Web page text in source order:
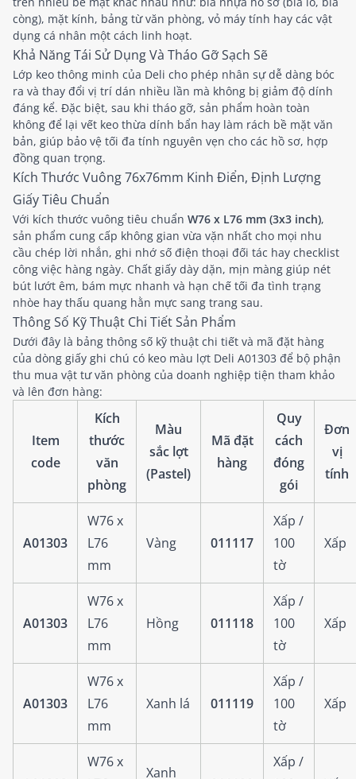
còng), mặt kính, bảng từ văn phòng, vỏ máy tính hay các vật
dụng cá nhân một cách linh hoạt.
Khả Năng Tái Sử Dụng Và Tháo Gỡ Sạch Sẽ
Lớp keo thông minh của Deli cho phép nhân sự dễ dàng bóc
ra và thay đổi vị trí dán nhiều lần mà không bị giảm độ dính
đáng kể. Đặc biệt, sau khi tháo gỡ, sản phẩm hoàn toàn
không để lại vết keo thừa dính bẩn hay làm rách bề mặt văn
bản, giúp bảo vệ tối đa tính nguyên vẹn cho các hồ sơ, hợp
đồng quan trọng.
Kích Thước Vuông 76x76mm Kinh Điển, Định Lượng
Giấy Tiêu Chuẩn
Với kích thước vuông tiêu chuẩn W76 x L76 mm (3x3 inch),
sản phẩm cung cấp không gian vừa vặn nhất cho mọi nhu
cầu chép lời nhắn, ghi nhớ số điện thoại đối tác hay checklist
công việc hàng ngày. Chất giấy dày dặn, mịn màng giúp nét
bút lướt êm, bám mực nhanh và hạn chế tối đa tình trạng
nhòe hay thấu quang hằn mực sang trang sau.
Thông Số Kỹ Thuật Chi Tiết Sản Phẩm
Dưới đây là bảng thông số kỹ thuật chi tiết và mã đặt hàng
của dòng giấy ghi chú có keo màu lợt Deli A01303 để bộ phận
thu mua vật tư văn phòng của doanh nghiệp tiện tham khảo
và lên đơn hàng:
Item
code
Kích
thước
văn
phòng
Màu
sắc lợt
(Pastel)
Mã đặt
hàng
Quy
cách
đóng
gói
Đơn
vị
tính
A01303
W76 x
L76
mm
Vàng 011117
Xấp /
100
tờ
Xấp
A01303
W76 x
L76
mm
Hồng 011118
Xấp /
100
tờ
Xấp
A01303
W76 x
L76
mm
Xanh lá 011119
Xấp /
100
tờ
Xấp
W76 x
Xanh
Xấp /